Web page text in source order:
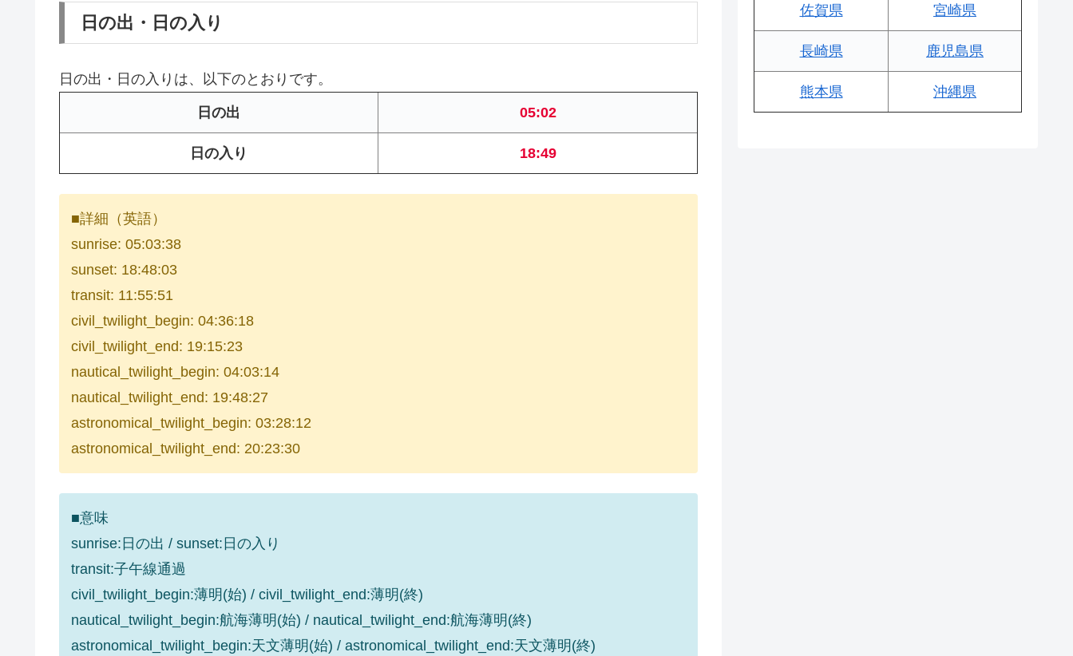
日の出・日の入り
日の出・日の入りは、以下のとおりです。
日の出 05:02
日の入り 18:49
■詳細（英語）
sunrise: 05:03:38
sunset: 18:48:03
transit: 11:55:51
civil_twilight_begin: 04:36:18
civil_twilight_end: 19:15:23
nautical_twilight_begin: 04:03:14
nautical_twilight_end: 19:48:27
astronomical_twilight_begin: 03:28:12
astronomical_twilight_end: 20:23:30
■意味
sunrise:日の出 / sunset:日の入り
transit:子午線通過
civil_twilight_begin:薄明(始) / civil_twilight_end:薄明(終)
nautical_twilight_begin:航海薄明(始) / nautical_twilight_end:航海薄明(終)
astronomical_twilight_begin:天文薄明(始) / astronomical_twilight_end:天文薄明(終)
佐賀県 宮崎県
長崎県 鹿児島県
熊本県 沖縄県